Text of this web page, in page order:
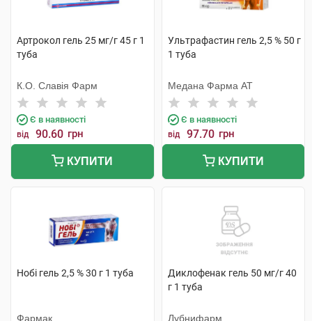
Артрокол гель 25 мг/г 45 г 1
туба
К.О. Славія Фарм
Є в наявності
від 90.60 грн
КУПИТИ
Ультрафастин гель 2,5 % 50 г
1 туба
Медана Фарма АТ
Є в наявності
від 97.70 грн
КУПИТИ
Нобі гель 2,5 % 30 г 1 туба
Фармак
Диклофенак гель 50 мг/г 40
г 1 туба
Лубнифарм